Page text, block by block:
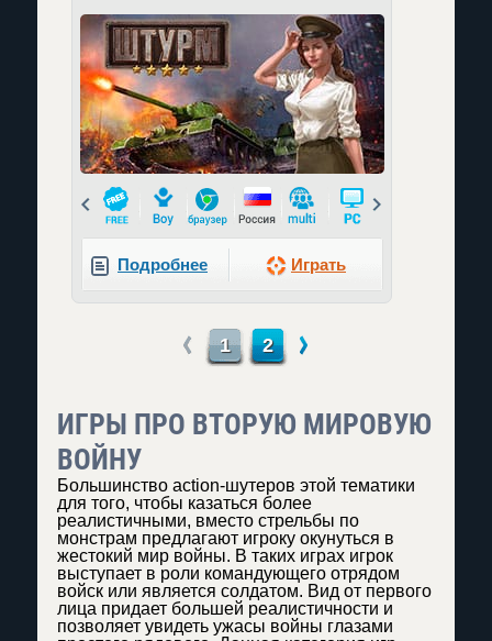
Prev
Подробнее Играть
←1 2
ИГРЫ ПРО ВТОРУЮ МИРОВУЮ
ВОЙНУ
Большинство action-шутеров этой тематики
для того, чтобы казаться более
реалистичными, вместо стрельбы по
монстрам предлагают игроку окунуться в
жестокий мир войны. В таких играх игрок
выступает в роли командующего отрядом
войск или является солдатом. Вид от первого
лица придает большей реалистичности и
позволяет увидеть ужасы войны глазами